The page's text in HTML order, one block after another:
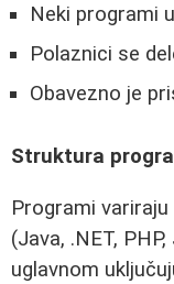
Neki programi
Polaznici se
Obavezno je
Strukturа
Programi
(Java, .NET,
uglavnom